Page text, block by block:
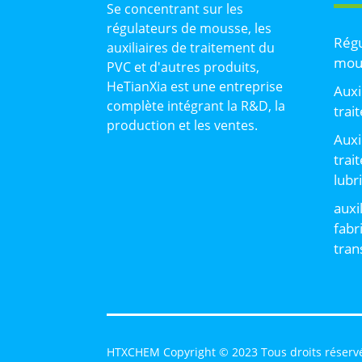
Se concentrant sur les
régulateurs de mousse, les
auxiliaires de traitement du
PVC et d'autres produits,
HeTianXia est une entreprise
complète intégrant la R&D, la
production et les ventes.
HTXCHEM Copyright © 2023 Tous droits